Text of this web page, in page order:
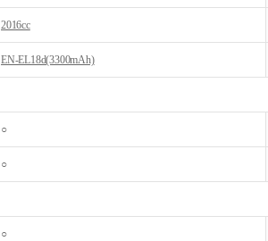
2016cc
EN-EL18d(3300mAh)
○
○
○